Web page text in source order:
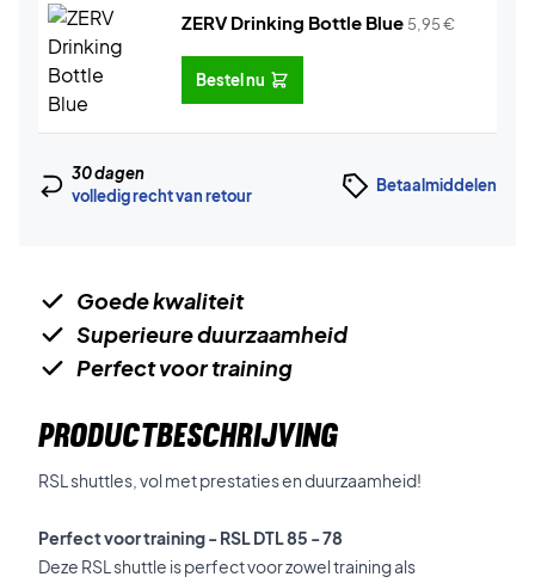
ZERV Drinking Bottle Blue 5,95€
Bestel nu
30 dagen
volledig recht van retour
Betaalmiddelen
Goede kwaliteit
Superieure duurzaamheid
Perfect voor training
PRODUCTBESCHRIJVING
RSL shuttles, vol met prestaties en duurzaamheid!
Perfect voor training - RSL DTL 85 -78
Deze RSL shuttle is perfect voor zowel training als